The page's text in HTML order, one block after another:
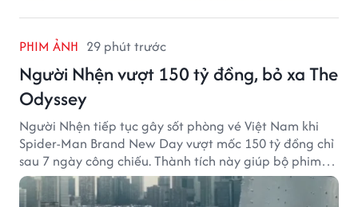
PHIM ẢNH 29 phút trước
Người Nhện vượt 150 tỷ đồng, bỏ xa The
Odyssey
Người Nhện tiếp tục gây sốt phòng vé Việt Nam khi
Spider-Man Brand New Day vượt mốc 150 tỷ đồng chỉ
sau 7 ngày công chiếu. Thành tích này giúp bộ phim
của Tom Holland tạo khoảng cách đáng kể với The
Odyssey trên đường đua doanh thu.